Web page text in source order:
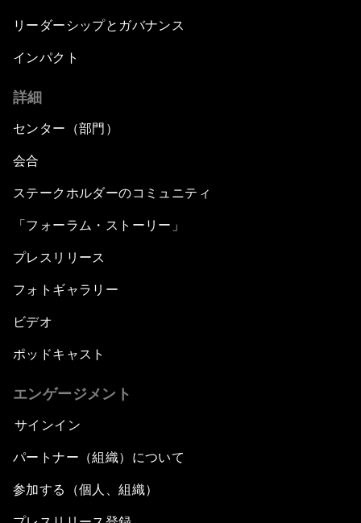
リーダーシップとガバナンス
インパクト
詳細
センター（部門）
会合
ステークホルダーのコミュニティ
「フォーラム・ストーリー」
プレスリリース
フォトギャラリー
ビデオ
ポッドキャスト
エンゲージメント
サインイン
パートナー（組織）について
参加する（個人、組織）